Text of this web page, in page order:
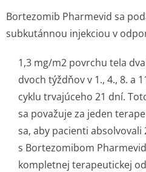
Bortezomib Pharmevid sa
subkutánnou injekciou v
1,3 mg/m2 povrchu tela
dvoch týždňov v 1., 4., 8. a
cyklu trvajúceho 21 dní.
sa považuje za jeden
sa, aby pacienti
s Bortezomibom
kompletnej terapeutickej